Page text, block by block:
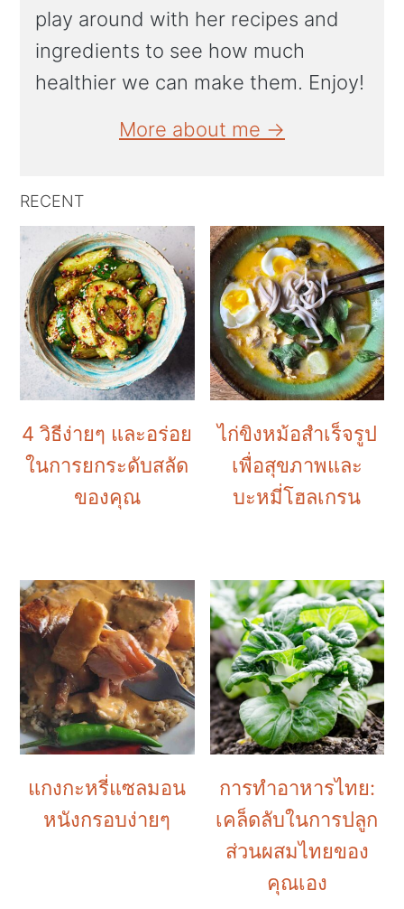
play around with her recipes and
ingredients to see how much
healthier we can make them. Enjoy!
More about me →
RECENT
4 วิธีง่ายๆ และอร่อย
ในการยกระดับสลัด
ของคุณ
ไก่ขิงหม้อสำเร็จรูป
เพื่อสุขภาพและ
บะหมี่โฮลเกรน
แกงกะหรี่แซลมอน
หนังกรอบง่ายๆ
การทำอาหารไทย:
เคล็ดลับในการปลูก
ส่วนผสมไทยของ
คุณเอง